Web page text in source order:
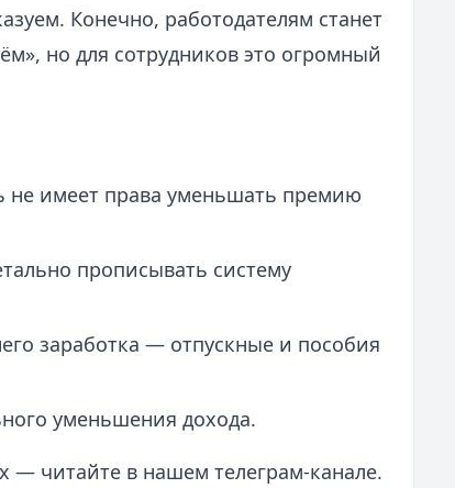
Конечно, работодателям станет
но для сотрудников это огромный
не имеет права уменьшать премию
прописывать систему
заработка — отпускные и пособия
уменьшения дохода.
— читайте в нашем телеграм-канале.